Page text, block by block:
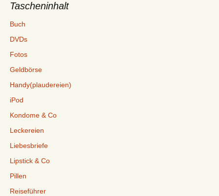
Tascheninhalt
Buch
DVDs
Fotos
Geldbörse
Handy(plaudereien)
iPod
Kondome & Co
Leckereien
Liebesbriefe
Lipstick & Co
Pillen
Reiseführer